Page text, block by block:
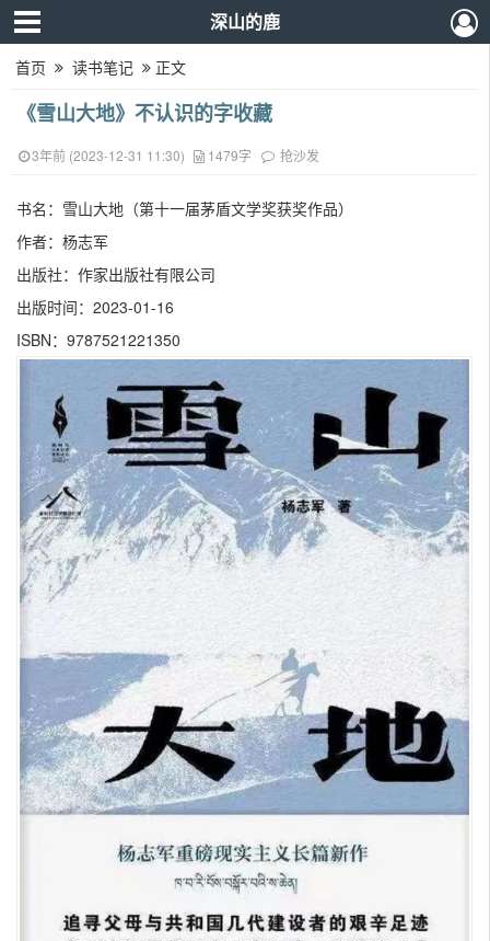
深山的鹿
首页 读书笔记 正文
《雪山大地》不认识的字收藏
3年前 (2023-12-31 11:30) 1479字 抢沙发
书名：雪山大地（第十一届茅盾文学奖获奖作品）
作者：杨志军
出版社：作家出版社有限公司
出版时间：2023-01-16
ISBN：9787521221350